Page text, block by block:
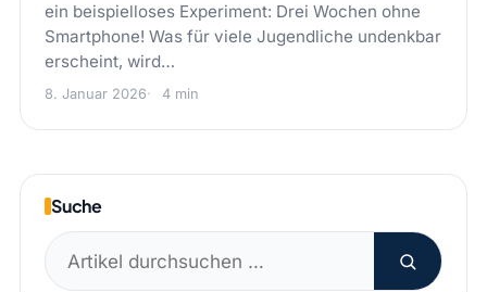
ein beispielloses Experiment: Drei Wochen ohne
Smartphone! Was für viele Jugendliche undenkbar
erscheint, wird…
8. Januar 2026 4 min
Suche
Suchen
nach: